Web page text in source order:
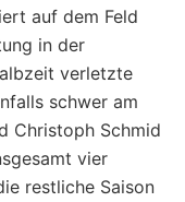
auf dem Feld
in der
verletzte
schwer am
Christoph Schmid
vier
restliche Saison